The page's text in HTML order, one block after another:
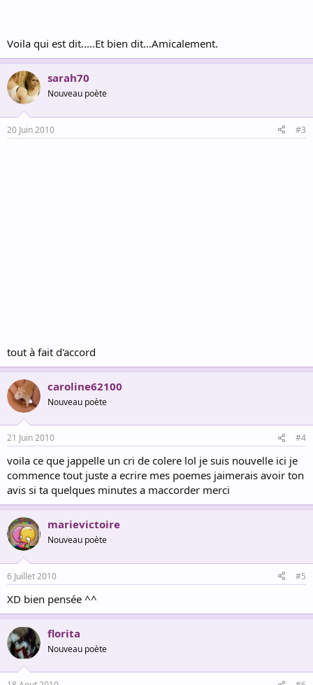
Voila qui est dit.....Et bien dit...Amicalement.
sarah70
Nouveau poète
20 Juin 2010 #3
tout à fait d'accord
caroline62100
Nouveau poète
21 Juin 2010 #4
voila ce que jappelle un cri de colere lol je suis nouvelle ici je
commence tout juste a ecrire mes poemes jaimerais avoir ton
avis si ta quelques minutes a maccorder merci
marievictoire
Nouveau poète
6 Juillet 2010 #5
XD bien pensée ^^
florita
Nouveau poète